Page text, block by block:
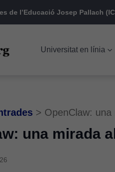
de l’Educació Josep Pallach
Universitat en línia
> OpenClaw:
una mirada